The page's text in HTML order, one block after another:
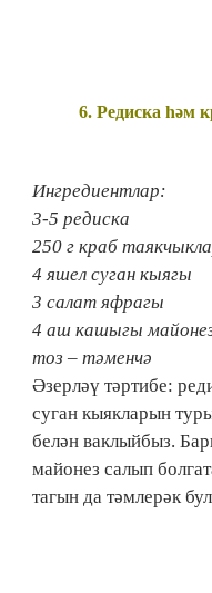
6.​ Редиска һәм
Ингредиентлар:
3-5 редиска
250 г краб
4 яшел суган кыягы
3 салат яфрагы
4 аш кашыгы
тоз – тәменчә
Әзерләү тәртибе:
суган кыякларын
белән ваклыйбыз.
майонез салып
тагын да тәмлерәк